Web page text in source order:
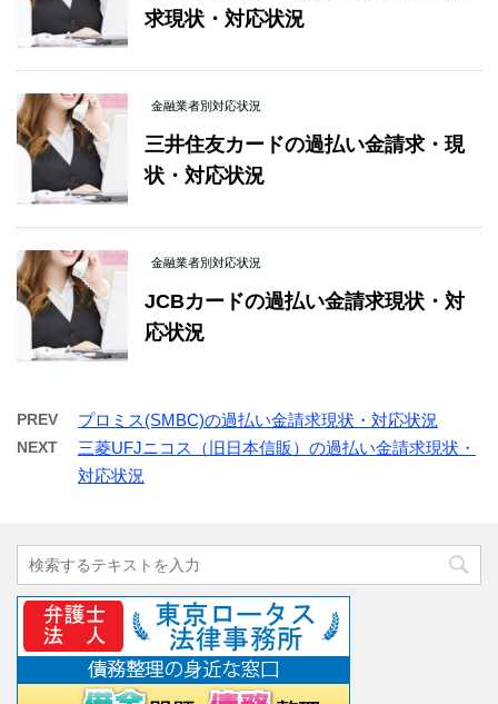
求現状・対応状況
金融業者別対応状況
三井住友カードの過払い金請求・現
状・対応状況
金融業者別対応状況
JCBカードの過払い金請求現状・対
応状況
PREV プロミス(SMBC)の過払い金請求現状・対応状況
NEXT
三菱UFJニコス（旧日本信販）の過払い金請求現状・
対応状況